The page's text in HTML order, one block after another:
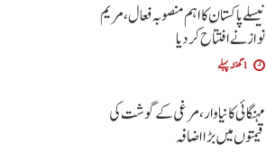
نیسلے پاکستان کا اہم منصوبہ فعال، مریم
نواز نے افتتاح کر دیا
1 گھنٹہ پہلے
مہنگائی کا نیا وار، مرغی کے گوشت کی
قیمتوں میں بڑا اضافہ